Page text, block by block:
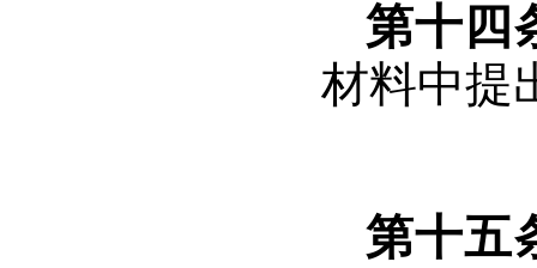
第十四
材料中提
第十五